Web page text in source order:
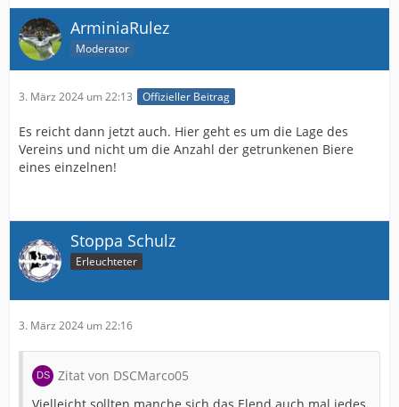
ArminiaRulez
Moderator
3. März 2024 um 22:13 Offizieller Beitrag
Es reicht dann jetzt auch. Hier geht es um die Lage des
Vereins und nicht um die Anzahl der getrunkenen Biere
eines einzelnen!
Stoppa Schulz
Erleuchteter
3. März 2024 um 22:16
Zitat von DSCMarco05